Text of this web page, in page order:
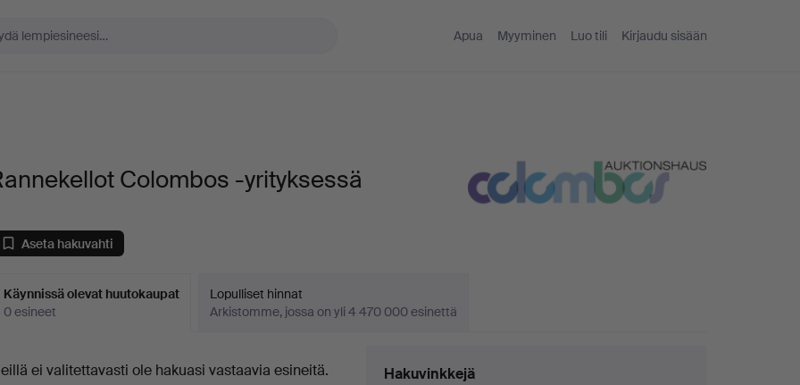
Apua Myyminen Luo tili Kirjaudu sisään
Colombos -yrityksessä
Aseta hakuvahti
Käynnissä olevat huutokaupat
0 esineet
Lopulliset hinnat
Arkistomme, jossa on yli 4 470 000 esinettä
ei valitettavasti ole hakuasi vastaavia esineitä.
Hakuvinkkejä